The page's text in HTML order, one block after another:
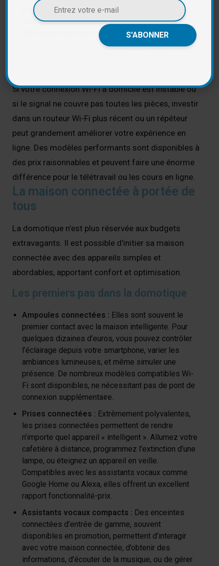
permet de laisser un chargeur au bureau, à l’école,
ou d’en avoir un dans son sac sans avoir à
débrancher celui de la maison.
Si votre connexion Wi-Fi à domicile est instable ou
si le signal ne couvre pas toutes les pièces, investir
dans un routeur Wi-Fi plus récent ou un répéteur
peut grandement améliorer votre expérience en
ligne. Des modèles performants sont disponibles à
des prix raisonnables et peuvent faire une énorme
différence pour le télétravail ou les cours en ligne.
La maison connectée à portée de
tous
La domotique n’est plus réservée aux budgets
extravagants. Il est possible d’initier sa maison
connectée avec des appareils simples et
abordables, apportant confort et optimisation.
Les premiers pas dans la domotique
Ampoules connectées : Elles sont souvent le
premier contact avec la maison intelligente. Pour
quelques dizaines d’euros, vous pouvez contrôler
l’éclairage depuis votre smartphone, varier les
ambiances lumineuses, et même simuler une
présence. De nombreux modèles compatibles Wi-
Fi sont disponibles, ne nécessitant pas de pont de
connexion supplémentaire.
Prises connectées : Extrêmement polyvalentes,
les prises connectées permettent de rendre
n’importe quel appareil « intelligent ». Allumez votre
cafetière à distance, programmez l’extinction d’une
lampe, ou éteignez un appareil en veille.
Compatibles avec les assistants vocaux comme
Google Home ou Alexa, elles offrent un excellent
rapport fonctionnalité-prix.
Assistants vocaux compacts : Des enceintes
connectées d’entrée de gamme, souvent
disponibles en promotion, permettent d’interagir
avec votre maison connectée, d’obtenir des
informations, d’écouter de la musique, ou de gérer